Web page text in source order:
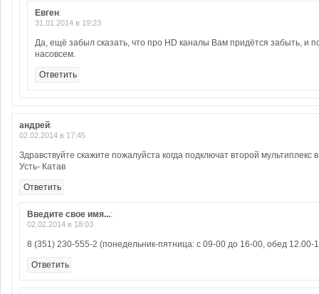
Евген:
31.01.2014 в 19:23
Да, ещё забыл сказать, что про HD каналы Вам придётся забыть, и
насовсем.
Ответить
андрей:
02.02.2014 в 17:45
Здравствуйте скажите пожалуйста когда подключат второй мультиплекс
Усть- Катав
Ответить
Введите свое имя...:
02.02.2014 в 18:03
8 (351) 230-555-2 (понедельник-пятница: с 09-00 до 16-00, обед 12.00-
Ответить